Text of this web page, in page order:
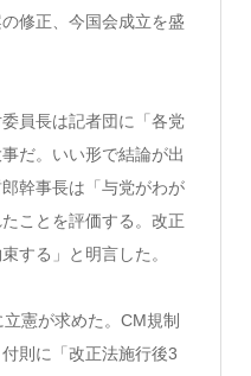
修正、今国会成立を盛
員長は記者団に「各党
だ。いい形で結論が出
幹事長は「与党がわが
ことを評価する。改正
する」と明言した。
憲が求めた。CM規制
則に「改正法施行後3